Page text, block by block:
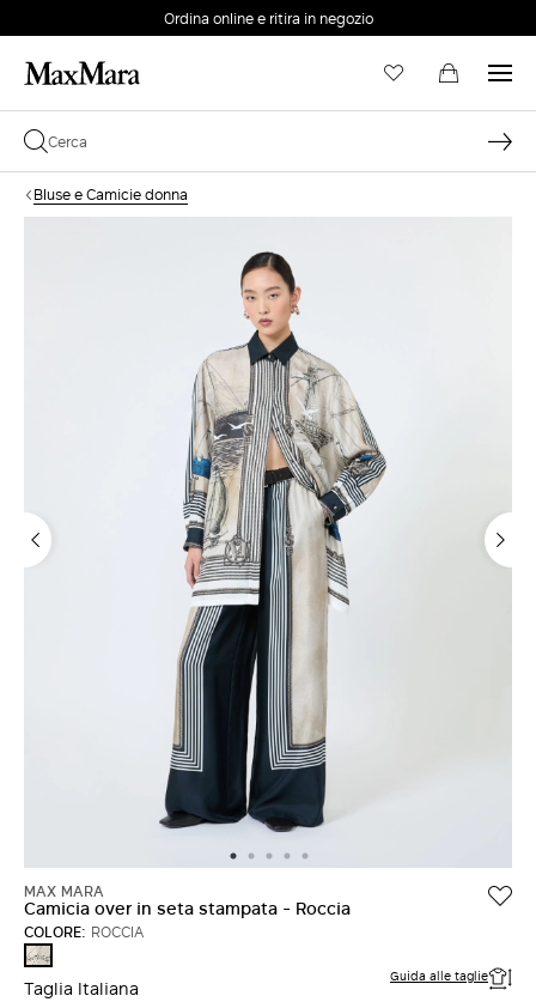
Ordina online e ritira in negozio
Bluse e Camicie donna
MAX MARA
Camicia over in seta stampata - Roccia
COLORE: ROCCIA
ROCCIA
Taglia Italiana Guida alle taglie
Password dimenticata?
ACCEDI
Login
ACCEDI CON GOOGLE
ACCEDI CON FACEBOOK
Non hai un account?